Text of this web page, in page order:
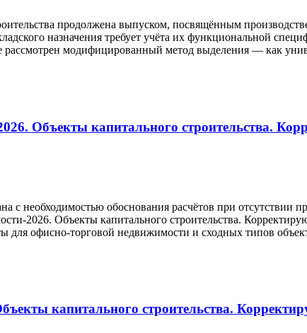
продолжена выпуском, посвящённым
назначения требует учёта их функциональной
модифицированный метод выделения — как
Объекты капитального строительства.
с необходимостью обоснования расчётов при
2026. Объекты капитального строительства.
для офисно-торговой недвижимости и сходных типов
капитального строительства.